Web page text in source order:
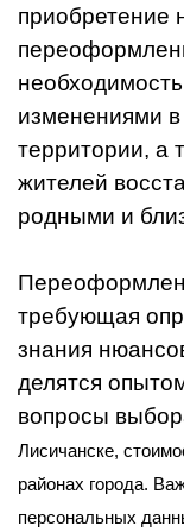
приобретение
изменениями в
территории, а
жителей
родными и
требующая
знания
делятся
вопросы
Лисичанске,
районах города.
персональных